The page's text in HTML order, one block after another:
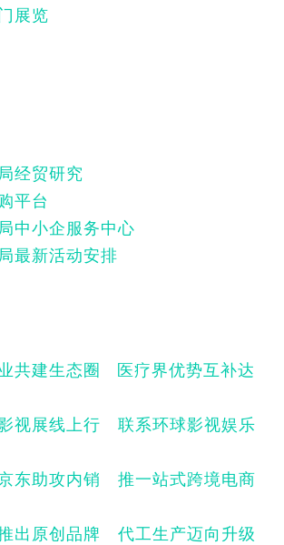
展览
经贸研究
平台
中小企服务中心
最新活动安排
共建生态圈 医疗界优势互补达
视展线上行 联系环球影视娱乐
东助攻内销 推一站式跨境电商
出原创品牌 代工生产迈向升级